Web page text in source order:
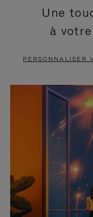
EN
PAUSE,
POUR
METTRE
PAUSE
EST
POUR
LE
SON
Une
à
PERSONNALISER